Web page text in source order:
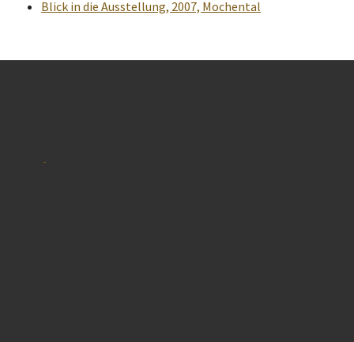
Blick in die Ausstellung, 2007, Mochental